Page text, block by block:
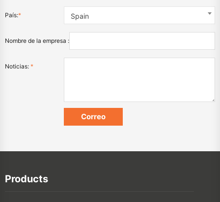
País:* Spain
Nombre de la empresa :
Noticias: *
Products